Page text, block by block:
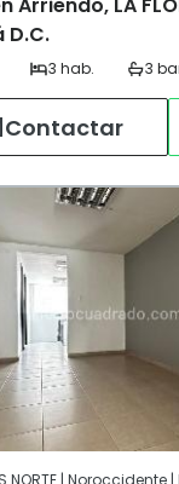
Arriendo, LA
D.C.
Contactar